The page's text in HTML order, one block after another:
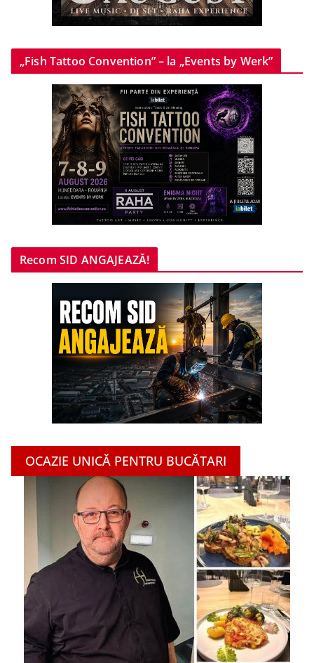
„Fish Tattoo Convention” – la „Events by Werk”
Recom SID ANGAJEAZĂ!
OCAZIE UNICĂ PENTRU BUCĂTARI